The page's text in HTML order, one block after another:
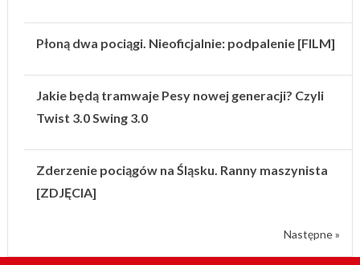
Płoną dwa pociągi. Nieoficjalnie: podpalenie [FILM]
Jakie będą tramwaje Pesy nowej generacji? Czyli
Twist 3.0 Swing 3.0
Zderzenie pociągów na Śląsku. Ranny maszynista
[ZDJĘCIA]
Następne »